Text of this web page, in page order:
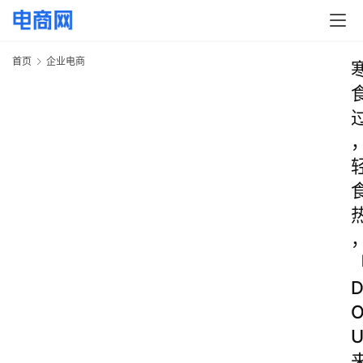
首页 企业电商
D
U